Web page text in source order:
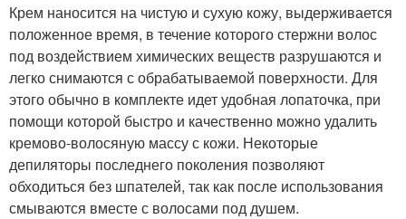
Крем наносится на чистую и сухую кожу, выдерживается
положенное время, в течение которого стержни волос
под воздействием химических веществ разрушаются и
легко снимаются с обрабатываемой поверхности. Для
этого обычно в комплекте идет удобная лопаточка, при
помощи которой быстро и качественно можно удалить
кремово-волосяную массу с кожи. Некоторые
депиляторы последнего поколения позволяют
обходиться без шпателей, так как после использования
смываются вместе с волосами под душем.